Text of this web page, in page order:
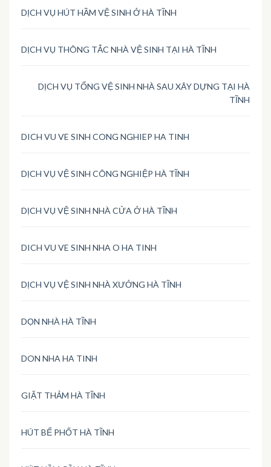
DỊCH VỤ HÚT HẦM VỆ SINH Ở HÀ TĨNH
DỊCH VỤ THÔNG TẮC NHÀ VỆ SINH TẠI HÀ TĨNH
DỊCH VỤ TỔNG VỆ SINH NHÀ SAU XÂY DỰNG TẠI HÀ
TĨNH
DICH VU VE SINH CONG NGHIEP HA TINH
DỊCH VỤ VỆ SINH CÔNG NGHIỆP HÀ TĨNH
DỊCH VỤ VỆ SINH NHÀ CỬA Ở HÀ TĨNH
DICH VU VE SINH NHA O HA TINH
DỊCH VỤ VỆ SINH NHÀ XƯỞNG HÀ TĨNH
DỌN NHÀ HÀ TĨNH
DON NHA HA TINH
GIẶT THẢM HÀ TĨNH
HÚT BỂ PHỐT HÀ TĨNH